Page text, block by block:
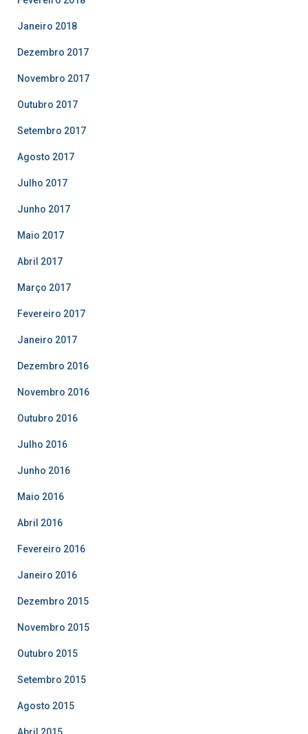
Janeiro 2018
Dezembro 2017
Novembro 2017
Outubro 2017
Setembro 2017
Agosto 2017
Julho 2017
Junho 2017
Maio 2017
Abril 2017
Março 2017
Fevereiro 2017
Janeiro 2017
Dezembro 2016
Novembro 2016
Outubro 2016
Julho 2016
Junho 2016
Maio 2016
Abril 2016
Fevereiro 2016
Janeiro 2016
Dezembro 2015
Novembro 2015
Outubro 2015
Setembro 2015
Agosto 2015
Abril 2015